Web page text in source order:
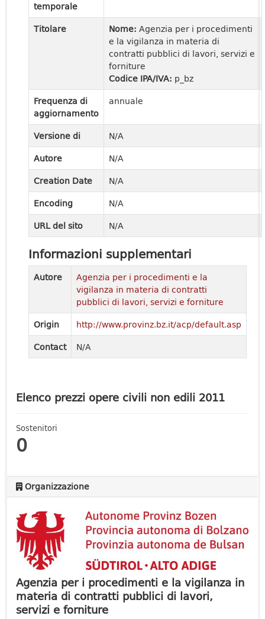
Elenco prezzi opere civili non edili 2011
Sostenitori
0
Organizzazione
Agenzia per i procedimenti e la vigilanza in
materia di contratti pubblici di lavori,
servizi e forniture
temporale
Titolare
Nome: Agenzia per i procedimenti
e la vigilanza in materia di
contratti pubblici di lavori, servizi e
forniture
Codice IPA/IVA: p_bz
Frequenza di
aggiornamento
annuale
Versione di
N/A
Autore
N/A
Creation Date
N/A
Encoding
N/A
URL del sito
N/A
Informazioni supplementari
Autore
Agenzia per i procedimenti e la
vigilanza in materia di contratti
pubblici di lavori, servizi e forniture
Origin
http://www.provinz.bz.it/acp/default.asp
Contact
N/A